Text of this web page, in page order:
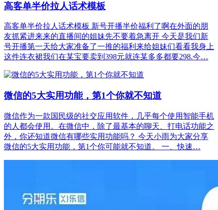
高客单半价拉人话术模板
高客单半价拉人话术模板 新号开播半价福利了啊在外面的朋
友抓紧进来来的直播间的姐妹先不要着急离开 今天是我们新
号开播第一天给大家准备了一推的福利来给姐妹们看看我身上
这件连衣裙我们在某宝要卖到398元就连某多多都要298.今…
微信的5大实用功能，第1个你就不知道
微信作为一款国民级的社交应用软件，几乎每个使用智能手机
的人都会使用。在微信中，除了最基本的聊天、打电话功能之
外，你还知道微信有哪些实用功能吗？ 今天小雨为大家分享
微信的5大实用功能，第1个你可能就不知道。 一、快速…